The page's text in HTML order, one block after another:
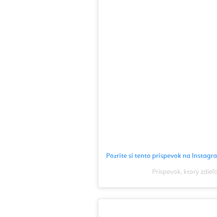
Pozrite si tento príspevok na
Príspevok, ktorý